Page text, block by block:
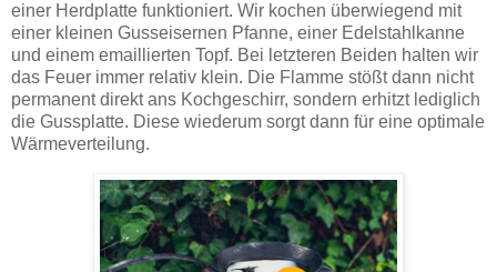
einer Herdplatte funktioniert. Wir kochen überwiegend mit
einer kleinen Gusseisernen Pfanne, einer Edelstahlkanne
und einem emaillierten Topf. Bei letzteren Beiden halten wir
das Feuer immer relativ klein. Die Flamme stößt dann nicht
permanent direkt ans Kochgeschirr, sondern erhitzt lediglich
die Gussplatte. Diese wiederum sorgt dann für eine optimale
Wärmeverteilung.